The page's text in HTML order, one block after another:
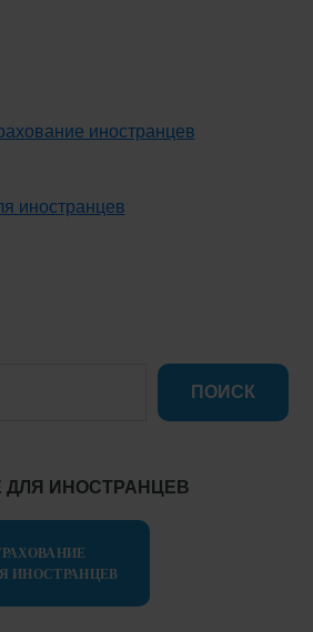
иностранцев
иностранцев
ПОИСК
ДЛЯ ИНОСТРАНЦЕВ
ИНОСТРАНЦЕВ